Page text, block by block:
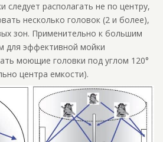
следует располагать не по центру,
несколько головок (2 и более),
зон. Применительно к большим
для эффективной мойки
моющие головки под углом 120°
центра емкости).